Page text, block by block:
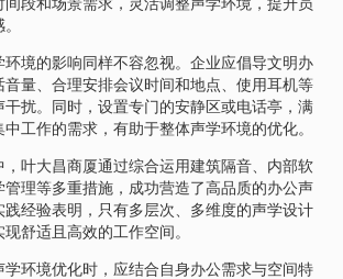
环境的影响同样不容忽视。企业应倡导文明办
量、合理安排会议时间和地点、使用耳机等
扰。同时，设置专门的安静区或电话亭，满
工作的需求，有助于整体声学环境的优化。
叶大昌商厦通过综合运用建筑隔音、内部软
理等多重措施，成功营造了高品质的办公声
经验表明，只有多层次、多维度的声学设计
舒适且高效的工作空间。
环境优化时，应结合自身办公需求与空间特